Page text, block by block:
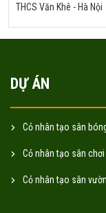
THCS Văn Khê - Hà Nội
DỰ ÁN
Cỏ nhân tạo sân
Cỏ nhân tạo sân chơi
Cỏ nhân tạo sân vườn